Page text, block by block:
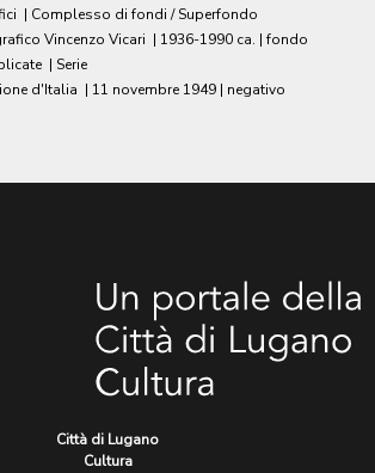
| Complesso di fondi / Superfondo
Vincenzo Vicari | 1936-1990 ca. | fondo
| Serie
d'Italia | 11 novembre 1949 | negativo
Città di Lugano
Cultura